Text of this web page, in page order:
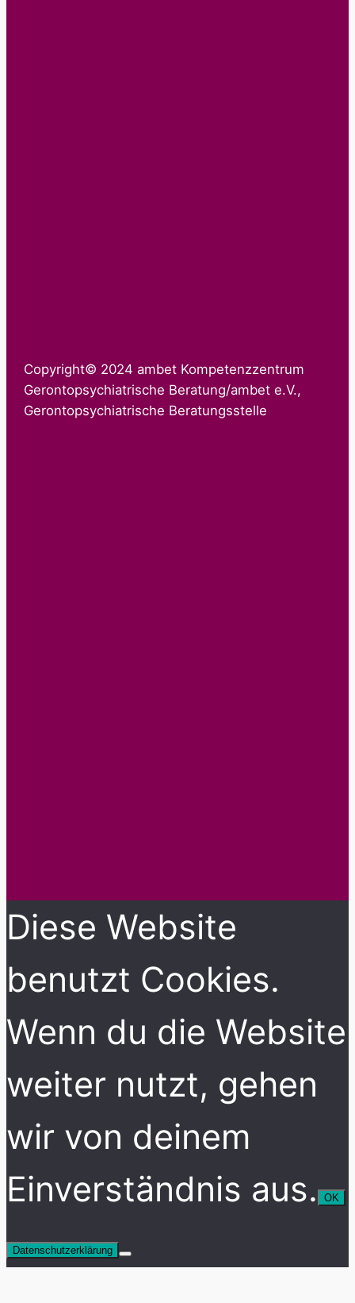
Copyright© 2024 ambet Kompetenzzentrum
Gerontopsychiatrische Beratung/ambet e.V.,
Gerontopsychiatrische Beratungsstelle
Diese Website
benutzt Cookies.
Wenn du die Website
weiter nutzt, gehen
wir von deinem
Einverständnis aus.
OK
Datenschutzerklärung